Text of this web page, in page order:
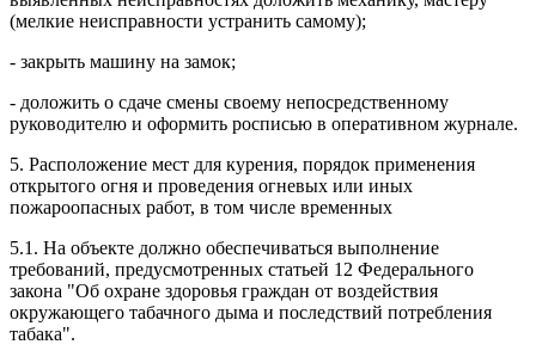
(мелкие неисправности устранить самому);
- закрыть машину на замок;
- доложить о сдаче смены своему непосредственному
руководителю и оформить росписью в оперативном журнале.
5. Расположение мест для курения, порядок применения
открытого огня и проведения огневых или иных
пожароопасных работ, в том числе временных
5.1. На объекте должно обеспечиваться выполнение
требований, предусмотренных статьей 12 Федерального
закона "Об охране здоровья граждан от воздействия
окружающего табачного дыма и последствий потребления
табака".